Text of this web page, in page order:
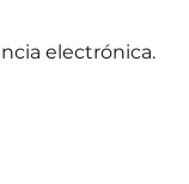
electrónica.